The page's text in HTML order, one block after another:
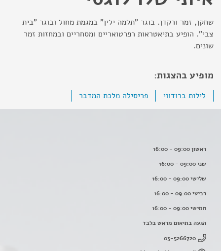
שחקן, זמר ורקדן. בוגר "תלמה ילין" במגמת מחול ובוגר "בית
צבי". הופיע בתיאטראות רפרטואריים ומסחריים ובמחזות זמר
שונים.
מופיע בהצגות:
לילות ברודווי פריסילה מלכת המדבר
ראשון 09:00 - 16:00
שני 09:00 - 16:00
שלישי 09:00 - 16:00
רביעי 09:00 - 16:00
חמישי 09:00 - 16:00
הגעה בתיאום מראש בלבד
03-5266720